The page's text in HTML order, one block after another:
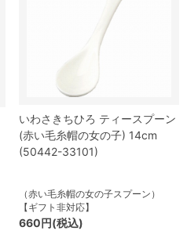
いわさきちひろ ティースプーン
(赤い毛糸帽の女の子) 14cm
(50442-33101)
（赤い毛糸帽の女の子スプーン）
【ギフト非対応】
660円(税込)